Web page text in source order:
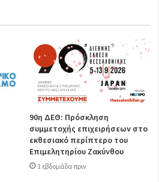
90η ΔΕΘ: Πρόσκληση
συμμετοχής επιχειρήσεων στο
εκθεσιακό περίπτερο του
Επιμελητηρίου Ζακύνθου
1 εβδομάδα πριν